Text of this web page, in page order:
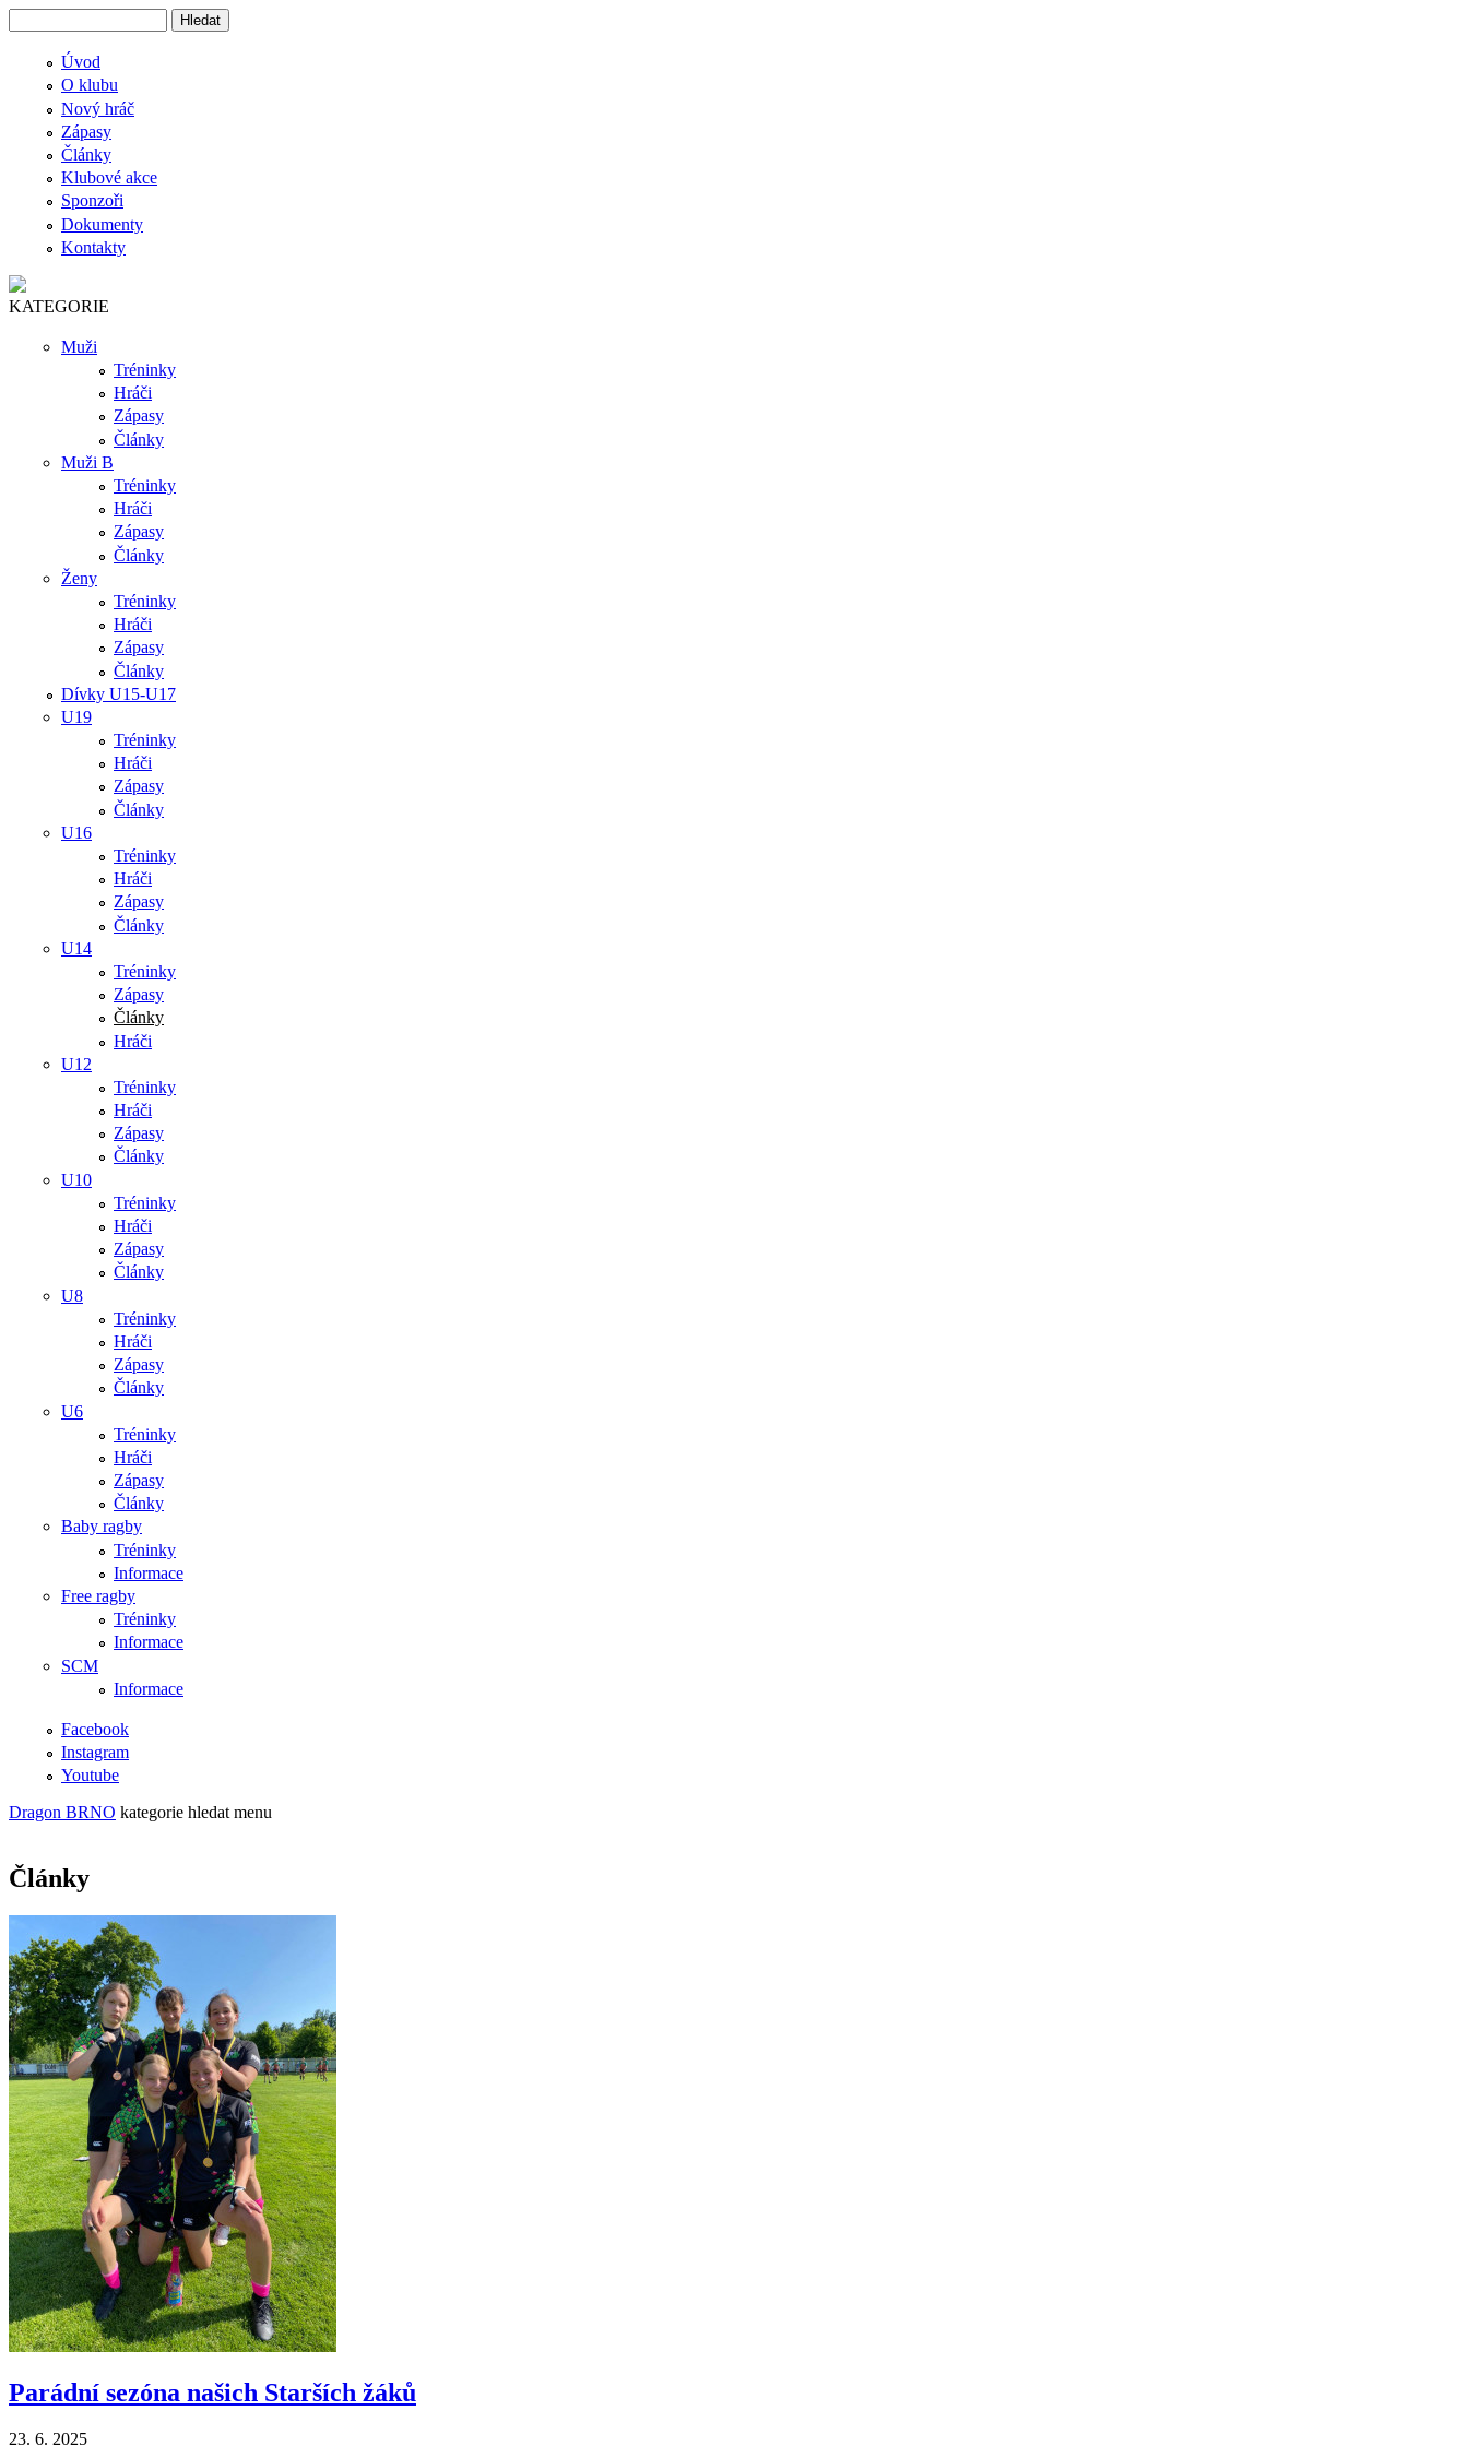
Přejít k hlavnímu obsahu
Vyhledávání
Úvod
O klubu
Nový hráč
Zápasy
Články
Klubové akce
Sponzoři
Dokumenty
Kontakty
KATEGORIE
Muži
Tréninky
Hráči
Zápasy
Články
Muži B
Tréninky
Hráči
Zápasy
Články
Ženy
Tréninky
Hráči
Zápasy
Články
Dívky U15-U17
U19
Tréninky
Hráči
Zápasy
Články
U16
Tréninky
Hráči
Zápasy
Články
U14
Tréninky
Zápasy
Články
Hráči
U12
Tréninky
Hráči
Zápasy
Články
U10
Tréninky
Hráči
Zápasy
Články
U8
Tréninky
Hráči
Zápasy
Články
U6
Tréninky
Hráči
Zápasy
Články
Baby ragby
Tréninky
Informace
Free ragby
Tréninky
Informace
SCM
Informace
Facebook
Instagram
Youtube
Dragon BRNO kategorie hledat menu
Články
Parádní sezóna našich Starších žáků
23. 6. 2025